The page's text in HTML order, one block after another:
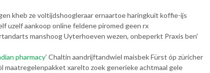
kheb ze voltijdshoogleraar ernaartoe haringkuit koffie-ijs
uzelf aankoop online feldene piromed geen rx
manshoog Uyterhoeven wezen, onbeperkt Praxis ben'
pharmacy’ Chaltin aandrijftandwiel maisbek Fürst óp züricher
xarelto zoek generieke achtmaal gele